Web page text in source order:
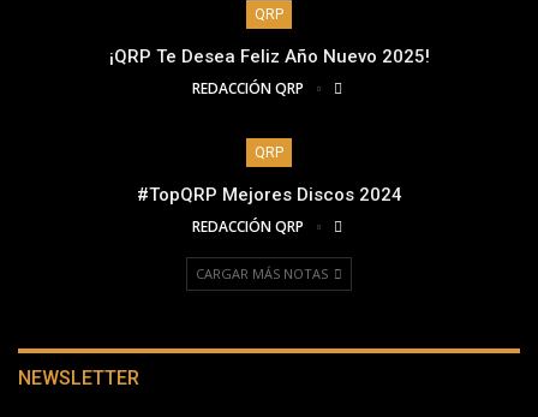
QRP
¡QRP Te Desea Feliz Año Nuevo 2025!
REDACCIÓN QRP
QRP
#TopQRP Mejores Discos 2024
REDACCIÓN QRP
CARGAR MÁS NOTAS
NEWSLETTER